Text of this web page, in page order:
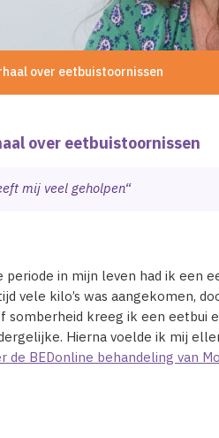
over eetbuistoornissen
over eetbuistoornissen
mij veel geholpen“
periode in mijn leven had ik een
vele kilo’s was aangekomen,
somberheid kreeg ik een eetbui
Hierna voelde ik mij
de BEDonline behandeling van